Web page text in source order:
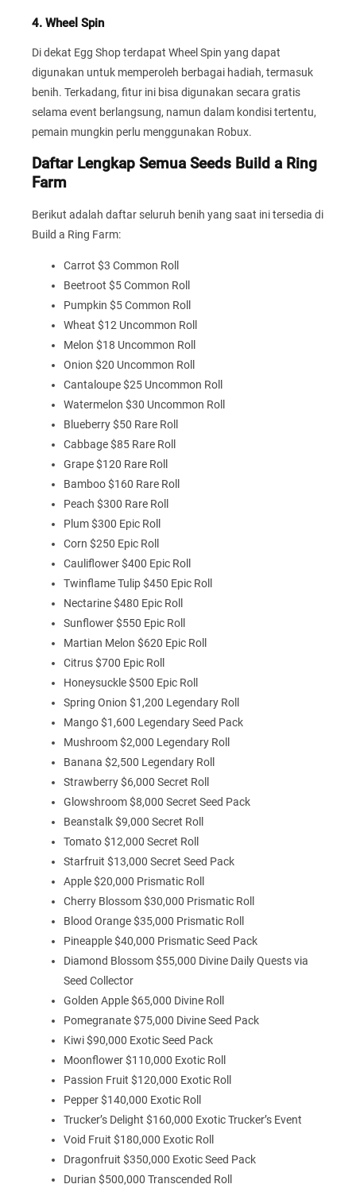
4. Wheel Spin
Di dekat Egg Shop terdapat Wheel Spin yang dapat
digunakan untuk memperoleh berbagai hadiah, termasuk
benih. Terkadang, fitur ini bisa digunakan secara gratis
selama event berlangsung, namun dalam kondisi tertentu,
pemain mungkin perlu menggunakan Robux.
Daftar Lengkap Semua Seeds Build a Ring
Farm
Berikut adalah daftar seluruh benih yang saat ini tersedia di
Build a Ring Farm:
Carrot $3 Common Roll
Beetroot $5 Common Roll
Pumpkin $5 Common Roll
Wheat $12 Uncommon Roll
Melon $18 Uncommon Roll
Onion $20 Uncommon Roll
Cantaloupe $25 Uncommon Roll
Watermelon $30 Uncommon Roll
Blueberry $50 Rare Roll
Cabbage $85 Rare Roll
Grape $120 Rare Roll
Bamboo $160 Rare Roll
Peach $300 Rare Roll
Plum $300 Epic Roll
Corn $250 Epic Roll
Cauliflower $400 Epic Roll
Twinflame Tulip $450 Epic Roll
Nectarine $480 Epic Roll
Sunflower $550 Epic Roll
Martian Melon $620 Epic Roll
Citrus $700 Epic Roll
Honeysuckle $500 Epic Roll
Spring Onion $1,200 Legendary Roll
Mango $1,600 Legendary Seed Pack
Mushroom $2,000 Legendary Roll
Banana $2,500 Legendary Roll
Strawberry $6,000 Secret Roll
Glowshroom $8,000 Secret Seed Pack
Beanstalk $9,000 Secret Roll
Tomato $12,000 Secret Roll
Starfruit $13,000 Secret Seed Pack
Apple $20,000 Prismatic Roll
Cherry Blossom $30,000 Prismatic Roll
Blood Orange $35,000 Prismatic Roll
Pineapple $40,000 Prismatic Seed Pack
Diamond Blossom $55,000 Divine Daily Quests via
Seed Collector
Golden Apple $65,000 Divine Roll
Pomegranate $75,000 Divine Seed Pack
Kiwi $90,000 Exotic Seed Pack
Moonflower $110,000 Exotic Roll
Passion Fruit $120,000 Exotic Roll
Pepper $140,000 Exotic Roll
Trucker’s Delight $160,000 Exotic Trucker’s Event
Void Fruit $180,000 Exotic Roll
Dragonfruit $350,000 Exotic Seed Pack
Durian $500,000 Transcended Roll